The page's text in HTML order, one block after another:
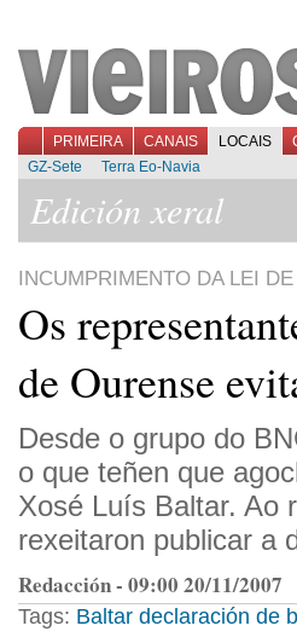
PRIMEIRA CANAIS LOCAIS
GZ-Sete
Terra Eo-Navia
Edición xeral
INCUMPRIMENTO DA LEI
Os
de Ourense
Desde o grupo do
o que teñen que
Xosé Luís Baltar. Ao
rexeitaron publicar a
Redacción - 09:00 20/11/2007
Tags: Baltar declaración de